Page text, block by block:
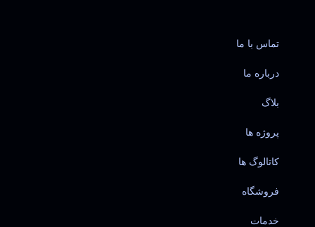
تماس با ما
درباره ما
بلاگ
پروژه ها
کاتالوگ ها
فروشگاه
خدمات